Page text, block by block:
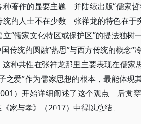
著作的显要主题，并陆续出版“儒家
的人士不在少数，张祥龙的特色在于
“儒家文化特区或保护区”的提法独树
传统的圆融“热思”与西方传统的概念“
种共性在张祥龙那里主要表现在儒家
之爱”作为儒家思想的根本，最能体现
）开始详细阐述了这个观点，后贯
家与孝》（2017）中得以总结。